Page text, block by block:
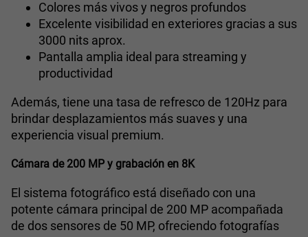
Colores más vivos y negros profundos
Excelente visibilidad en exteriores gracias a sus
3000 nits aprox.
Pantalla amplia ideal para streaming y
productividad
Además, tiene una tasa de refresco de 120Hz para
brindar desplazamientos más suaves y una
experiencia visual premium.
Cámara de 200 MP y grabación en 8K
El sistema fotográfico está diseñado con una
potente cámara principal de 200 MP acompañada
de dos sensores de 50 MP, ofreciendo fotografías